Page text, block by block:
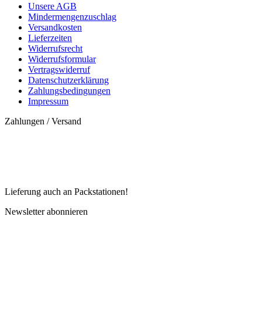
Unsere AGB
Mindermengenzuschlag
Versandkosten
Lieferzeiten
Widerrufsrecht
Widerrufsformular
Vertragswiderruf
Datenschutzerklärung
Zahlungsbedingungen
Impressum
Zahlungen / Versand
Lieferung auch an Packstationen!
Newsletter abonnieren